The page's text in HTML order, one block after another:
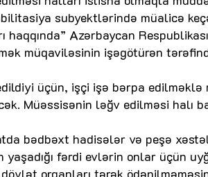
subyektlərində müalicə
Azərbaycan
müqaviləsinin işəgötürən
üçün, işçi işə bərpa
Müəssisənin ləğv edilməsi halı
bədbəxt hadisələr və peşə
fərdi evlərin onlar üçün
orqanları tərək